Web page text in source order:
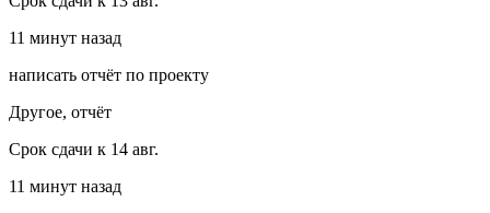
11 минут назад
написать отчёт по проекту
Другое, отчёт
Срок сдачи к 14 авг.
11 минут назад